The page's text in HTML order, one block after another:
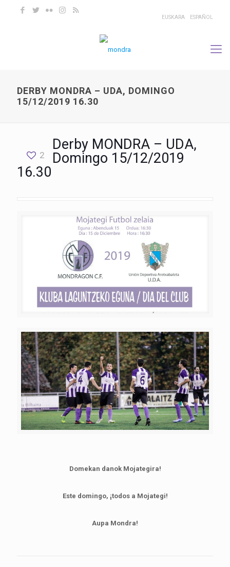
EUSKARA ESPAÑOL
DERBY MONDRA – UDA, DOMINGO
15/12/2019 16.30
2
Derby MONDRA – UDA,
Domingo 15/12/2019
16.30
Domekan danok Mojategira!
Este domingo, ¡todos a Mojategi!
Aupa Mondra!